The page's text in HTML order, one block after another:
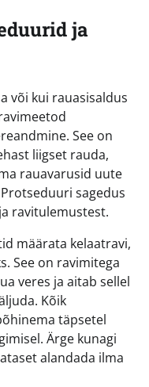
ja
või kui rauasisaldus
See on
liigset rauda,
rauavarusid uute
sagedus
ravitulemustest.
määrata kelaatravi,
See on ravimitega
veres ja aitab sellel
Kõik
täpsetel
Ärge kunagi
alandada ilma